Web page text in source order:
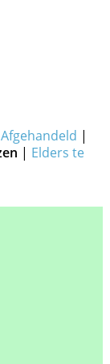
Afgehandeld |
| Elders te